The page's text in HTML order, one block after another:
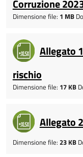
Corruzione
Dimensione file: 1 MB
Allegato
rischio
Dimensione file: 17 KB
Allegato
Dimensione file: 23 KB